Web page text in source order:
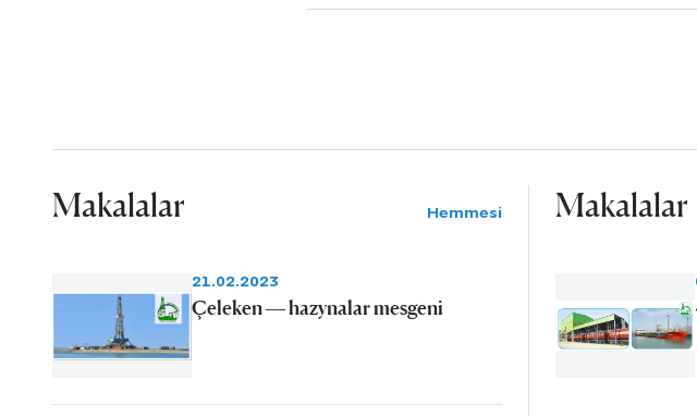
Makalalar Hemmesi
21.02.2023
Çeleken — hazynalar mesgeni
Makalalar